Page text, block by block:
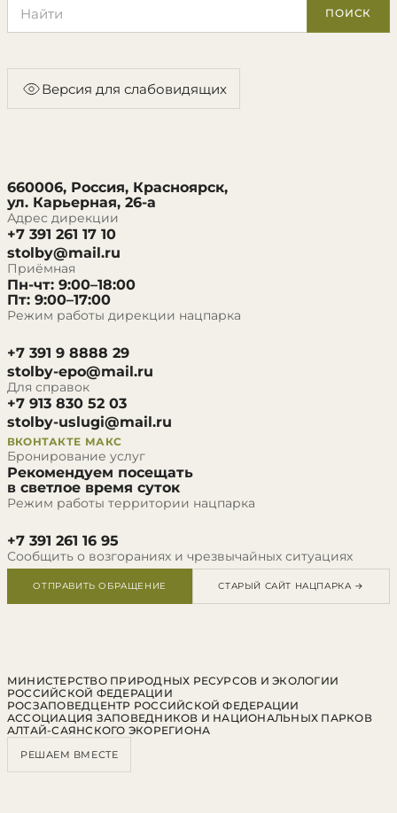
ПОИСК
Версия для слабовидящих
660006, Россия, Красноярск,
ул. Карьерная, 26-а
Адрес дирекции
+7 391 261 17 10
stolby@mail.ru
Приёмная
Пн-чт: 9:00–18:00
Пт: 9:00–17:00
Режим работы дирекции нацпарка
+7 391 9 8888 29
stolby-epo@mail.ru
Для справок
+7 913 830 52 03
stolby-uslugi@mail.ru
ВКОНТАКТЕ МАКС
Бронирование услуг
Рекомендуем посещать
в светлое время суток
Режим работы территории нацпарка
+7 391 261 16 95
Сообщить о возгораниях и чрезвычайных ситуациях
ОТПРАВИТЬ ОБРАЩЕНИЕ СТАРЫЙ САЙТ НАЦПАРКА →
МИНИСТЕРСТВО ПРИРОДНЫХ РЕСУРСОВ И ЭКОЛОГИИ
РОССИЙСКОЙ ФЕДЕРАЦИИ
РОСЗАПОВЕДЦЕНТР РОССИЙСКОЙ ФЕДЕРАЦИИ
АССОЦИАЦИЯ ЗАПОВЕДНИКОВ И НАЦИОНАЛЬНЫХ ПАРКОВ
АЛТАЙ-САЯНСКОГО ЭКОРЕГИОНА
РЕШАЕМ ВМЕСТЕ